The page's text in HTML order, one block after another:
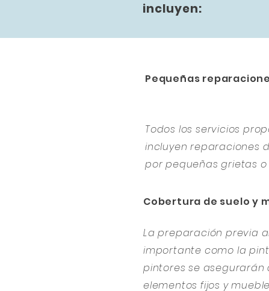
incluyen:
Pequeñas
Todos los servicios
incluyen reparaciones
por pequeñas grietas o
Cobertura de suelo y
La preparación previa
importante como la
pintores se asegurarán
elementos fijos y